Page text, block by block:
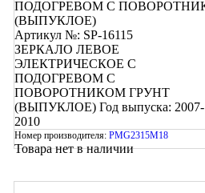
Артикул №: SP-16115
ЗЕРКАЛО ЛЕВОЕ
ЭЛЕКТРИЧЕСКОЕ С
ПОДОГРЕВОМ С
ПОВОРОТНИКОМ ГРУНТ
(ВЫПУКЛОЕ) Год выпуска: 2007-
2010
Номер производителя: PMG2315M18
Товара нет в наличии